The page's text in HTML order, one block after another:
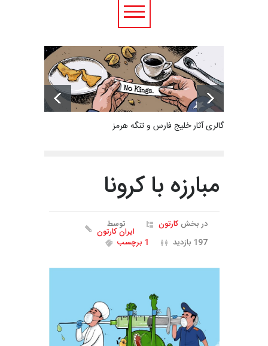
گالری آثار خلیج فارس و تنگه هرمز
مبارزه با کرونا
در بخشکارتون توسط
ایران کارتون
197 بازدید
1 برچسب